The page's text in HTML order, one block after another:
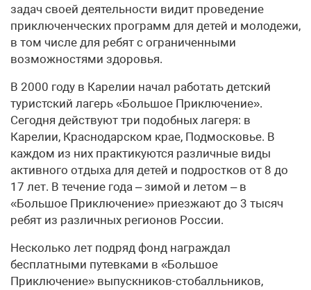
задач своей деятельности видит проведение
приключенческих программ для детей и молодежи,
в том числе для ребят с ограниченными
возможностями здоровья.
В 2000 году в Карелии начал работать детский
туристский лагерь «Большое Приключение».
Сегодня действуют три подобных лагеря: в
Карелии, Краснодарском крае, Подмосковье. В
каждом из них практикуются различные виды
активного отдыха для детей и подростков от 8 до
17 лет. В течение года – зимой и летом – в
«Большое Приключение» приезжают до 3 тысяч
ребят из различных регионов России.
Несколько лет подряд фонд награждал
бесплатными путевками в «Большое
Приключение» выпускников-стобалльников,